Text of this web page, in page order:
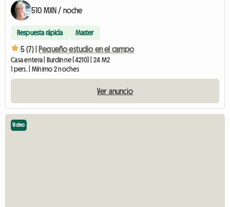
510 MXN / noche
Respuesta rápida Master
5 (7) | Pequeño estudio en el campo
Casa entera | Burdinne (4210) | 24 M2
1 pers. | Mínimo 2 noches
Ver anuncio
Video